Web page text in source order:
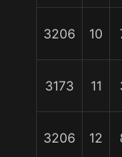
3206 10
3173 11
3206 12